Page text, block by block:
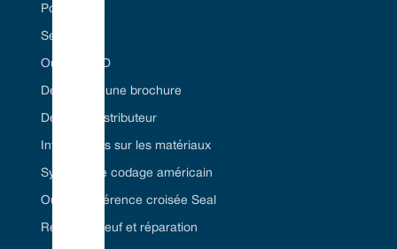
Portail Web
Secteurs
Outil Seal ID
Demandez une brochure
Devenez distributeur
Informations sur les matériaux
Système de codage américain
Outil de référence croisée Seal
Remise à neuf et réparation